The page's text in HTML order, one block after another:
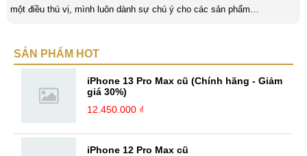
một điều thú vị, mình luôn dành sự chú ý cho các sản phẩm
hiểu biết mới mẻ và thú vị. Tinh thần tự giác và sự chuyên nghiệp là
SẢN PHẨM HOT
iPhone 13 Pro Max cũ (Chính hãng - Giảm
giá 30%)
12.450.000 ₫
iPhone 12 Pro Max cũ